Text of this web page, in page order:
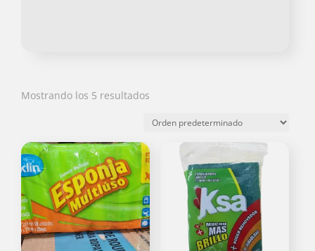
Mostrando los 5 resultados